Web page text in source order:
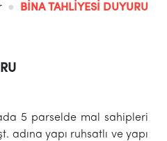
BİNA TAHLİYESİ DUYURU
5 parselde mal sahipleri
adına yapı ruhsatlı ve yapı